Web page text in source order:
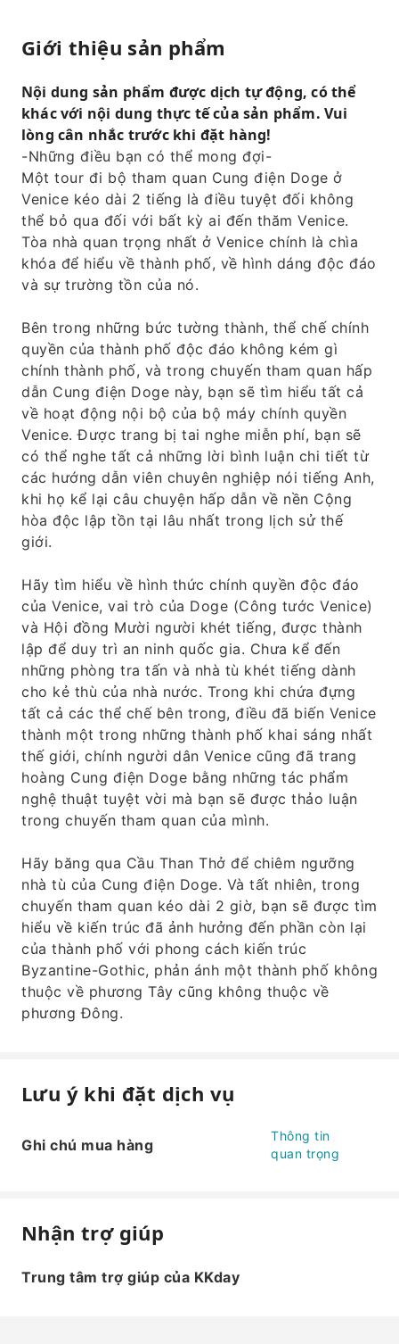
Giới thiệu sản phẩm
Nội dung sản phẩm được dịch tự động, có thể
khác với nội dung thực tế của sản phẩm. Vui
lòng cân nhắc trước khi đặt hàng!
-Những điều bạn có thể mong đợi-
Một tour đi bộ tham quan Cung điện Doge ở
Venice kéo dài 2 tiếng là điều tuyệt đối không
thể bỏ qua đối với bất kỳ ai đến thăm Venice.
Tòa nhà quan trọng nhất ở Venice chính là chìa
khóa để hiểu về thành phố, về hình dáng độc đáo
và sự trường tồn của nó.
Bên trong những bức tường thành, thể chế chính
quyền của thành phố độc đáo không kém gì
chính thành phố, và trong chuyến tham quan hấp
dẫn Cung điện Doge này, bạn sẽ tìm hiểu tất cả
về hoạt động nội bộ của bộ máy chính quyền
Venice. Được trang bị tai nghe miễn phí, bạn sẽ
có thể nghe tất cả những lời bình luận chi tiết từ
các hướng dẫn viên chuyên nghiệp nói tiếng Anh,
khi họ kể lại câu chuyện hấp dẫn về nền Cộng
hòa độc lập tồn tại lâu nhất trong lịch sử thế
giới.
Hãy tìm hiểu về hình thức chính quyền độc đáo
của Venice, vai trò của Doge (Công tước Venice)
và Hội đồng Mười người khét tiếng, được thành
lập để duy trì an ninh quốc gia. Chưa kể đến
những phòng tra tấn và nhà tù khét tiếng dành
cho kẻ thù của nhà nước. Trong khi chứa đựng
tất cả các thể chế bên trong, điều đã biến Venice
thành một trong những thành phố khai sáng nhất
thế giới, chính người dân Venice cũng đã trang
hoàng Cung điện Doge bằng những tác phẩm
nghệ thuật tuyệt vời mà bạn sẽ được thảo luận
trong chuyến tham quan của mình.
Hãy băng qua Cầu Than Thở để chiêm ngưỡng
nhà tù của Cung điện Doge. Và tất nhiên, trong
chuyến tham quan kéo dài 2 giờ, bạn sẽ được tìm
hiểu về kiến ​​trúc đã ảnh hưởng đến phần còn lại
của thành phố với phong cách kiến ​​trúc
Byzantine-Gothic, phản ánh một thành phố không
thuộc về phương Tây cũng không thuộc về
phương Đông.
Lưu ý khi đặt dịch vụ
Ghi chú mua hàng
Thông tin
quan trọng
Nhận trợ giúp
Trung tâm trợ giúp của KKday